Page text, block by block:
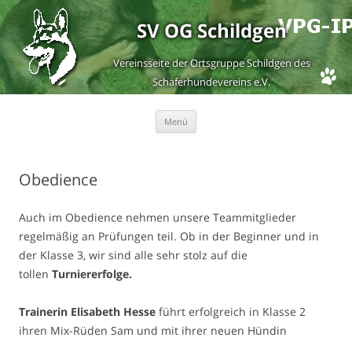
SV OG Schildgen
Vereinsseite der Ortsgruppe Schildgen des
Schäferhundevereins e.V.
Menü
Obedience
Auch im Obedience nehmen unsere Teammitglieder
regelmäßig an Prüfungen teil. Ob in der Beginner und in
der Klasse 3, wir sind alle sehr stolz auf die
tollen Turniererfolge.
Trainerin Elisabeth Hesse führt erfolgreich in Klasse 2
ihren Mix-Rüden Sam und mit ihrer neuen Hündin